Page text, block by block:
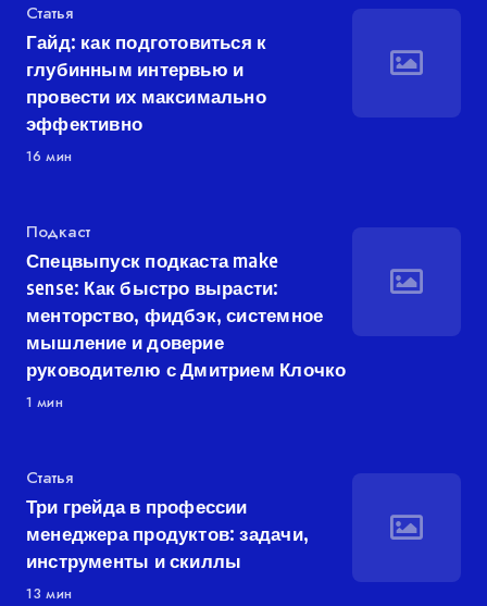
Категория
Статья
Гайд: как подготовиться к
глубинным интервью и
провести их максимально
эффективно
16 мин
Категория
Подкаст
Спецвыпуск подкаста make
sense: Как быстро вырасти:
менторство, фидбэк, системное
мышление и доверие
руководителю с Дмитрием Клочко
1 мин
Категория
Статья
Три грейда в профессии
менеджера продуктов: задачи,
инструменты и скиллы
13 мин